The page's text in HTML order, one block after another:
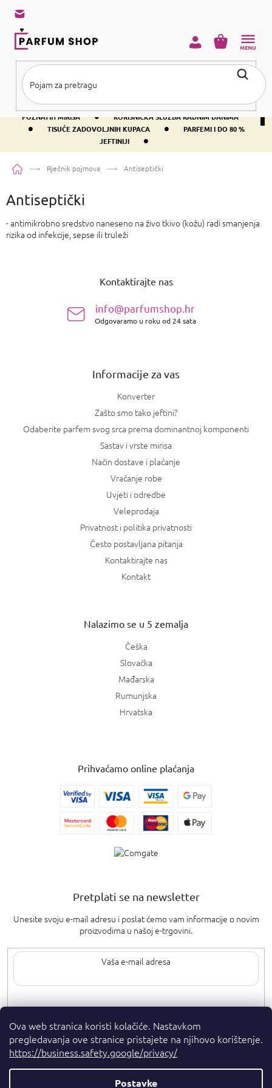
Ova web stranica koristi kolačiće. Nastavkom
pregledavanja ove stranice pristajete na njihovo korištenje.
https://business.safety.google/privacy/
Postavke
sadržaj
BESPLATNA DOSTAVA IZNAD PRIBLIŽNO 37 € •
400+ SVJETSKI
POZNATIH MIRISA
• KORISNIČKA SLUŽBA RADNIM DANIMA
• TISUĆE ZADOVOLJNIH KUPACA •
PARFEMI I DO 80 %
JEFTINIJI
•
KOŠARICA
PočetnaRječnik pojmova Antiseptički
Antiseptički
- antimikrobno sredstvo naneseno na živo tkivo (kožu) radi smanjenja
rizika od infekcije, sepse ili truleži
Kontaktirajte nas
info@parfumshop.hr
Odgovaramo u roku od 24 sata
Informacije za vas
Konverter
Zašto smo tako jeftini?
Odaberite parfem svog srca prema dominantnoj komponenti
Sastav i vrste mirisa
Način dostave i plaćanje
Vraćanje robe
Uvjeti i odredbe
Veleprodaja
Privatnost i politika privatnosti
Često postavljana pitanja
Kontaktirajte nas
Kontakt
Nalazimo se u 5 zemalja
Češka
Slovačka
Mađarska
Rumunjska
Hrvatska
Prihvaćamo online plaćanja
Pretplati se na newsletter
Unesite svoju e-mail adresu i poslat ćemo vam informacije o novim
proizvodima u našoj e-trgovini.
Upisom svoje e-pošte pristajete nauvjete privatnosti.